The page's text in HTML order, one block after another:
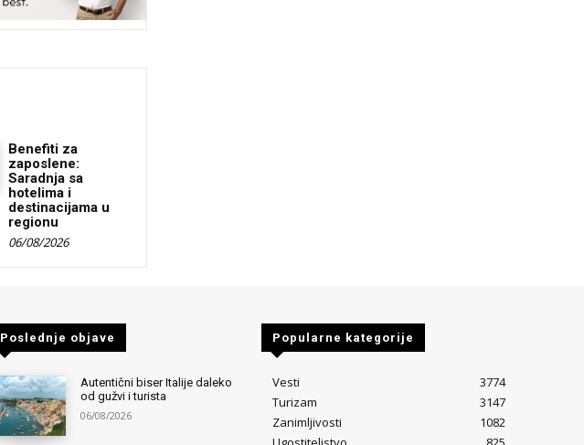
Benefiti za
zaposlene:
Saradnja sa
hotelima i
destinacijama u
regionu
06/08/2026
Poslednje objave
Autentični biser Italije daleko
od gužvi i turista
06/08/2026
Popularne kategorije
Vesti
3774
Turizam
3147
Zanimljivosti
1082